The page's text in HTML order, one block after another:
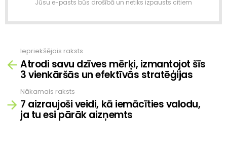
Jūsu e-pasts būs drošībā un netiks izpausts citiem
Skatīt
vairāk
Iepriekšējais raksts
Atrodi savu dzīves mērķi, izmantojot šīs
3 vienkāršās un efektīvās stratēģijas
Nākamais raksts
7 aizraujoši veidi, kā iemācīties valodu,
ja tu esi pārāk aizņemts